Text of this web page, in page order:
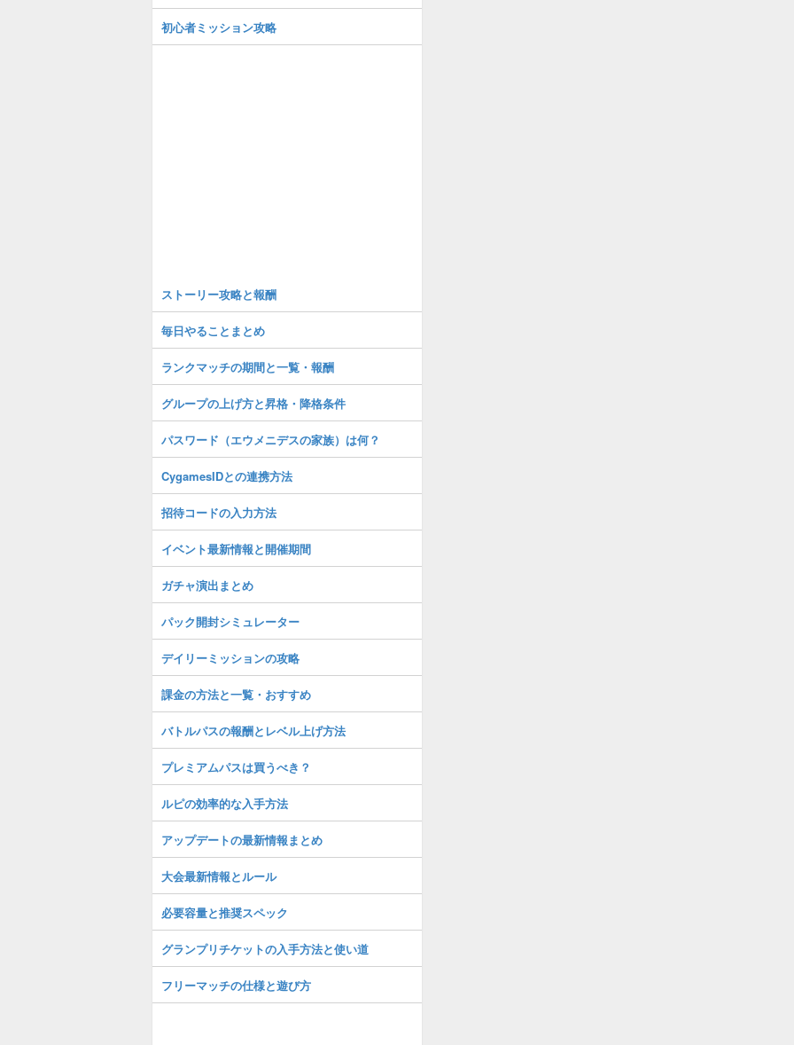
初心者ミッション攻略
ストーリー攻略と報酬
毎日やることまとめ
ランクマッチの期間と一覧・報酬
グループの上げ方と昇格・降格条件
パスワード（エウメニデスの家族）は何？
CygamesIDとの連携方法
招待コードの入力方法
イベント最新情報と開催期間
ガチャ演出まとめ
パック開封シミュレーター
デイリーミッションの攻略
課金の方法と一覧・おすすめ
バトルパスの報酬とレベル上げ方法
プレミアムパスは買うべき？
ルピの効率的な入手方法
アップデートの最新情報まとめ
大会最新情報とルール
必要容量と推奨スペック
グランプリチケットの入手方法と使い道
フリーマッチの仕様と遊び方